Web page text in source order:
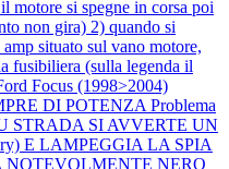
motore si spegne in corsa poi
non gira) 2) quando si
situato sul vano motore,
fusibiliera (sulla legenda il
Focus (1998>2004)
DI POTENZA Problema
STRADA SI AVVERTE UN
E LAMPEGGIA LA SPIA
NERO